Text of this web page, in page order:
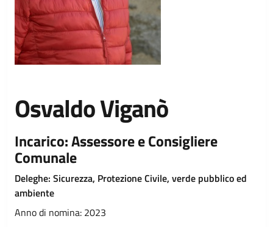
Osvaldo Viganò
Incarico: Assessore e Consigliere
Comunale
Deleghe: Sicurezza, Protezione Civile, verde pubblico ed
ambiente
Anno di nomina: 2023